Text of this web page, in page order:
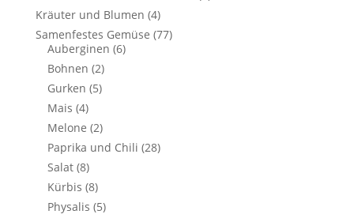
Kräuter und Blumen (4)
Samenfestes Gemüse (77)
Auberginen (6)
Bohnen (2)
Gurken (5)
Mais (4)
Melone (2)
Paprika und Chili (28)
Salat (8)
Kürbis (8)
Physalis (5)